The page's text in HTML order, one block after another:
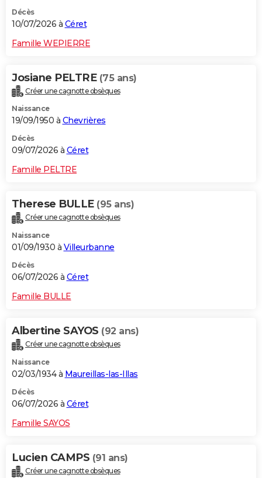
Décès
10/07/2026 à Céret
Famille WEPIERRE
Josiane PELTRE (75 ans)
Créer une cagnotte obsèques
Naissance
19/09/1950 à Chevrières
Décès
09/07/2026 à Céret
Famille PELTRE
Therese BULLE (95 ans)
Créer une cagnotte obsèques
Naissance
01/09/1930 à Villeurbanne
Décès
06/07/2026 à Céret
Famille BULLE
Albertine SAYOS (92 ans)
Créer une cagnotte obsèques
Naissance
02/03/1934 à Maureillas-las-Illas
Décès
06/07/2026 à Céret
Famille SAYOS
Lucien CAMPS (91 ans)
Créer une cagnotte obsèques